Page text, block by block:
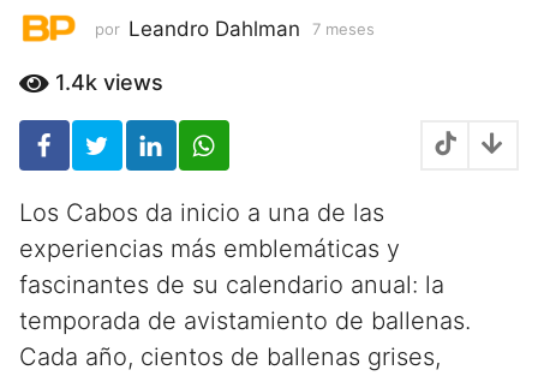
m
s
por Leandro Dahlman 7 meses
1.4k views
Los Cabos da inicio a una de las
experiencias más emblemáticas y
fascinantes de su calendario anual: la
temporada de avistamiento de ballenas.
Cada año, cientos de ballenas grises,